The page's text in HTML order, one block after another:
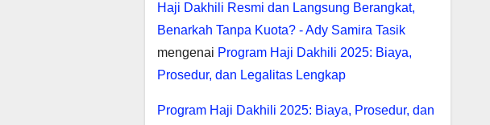
Haji Dakhili Resmi dan Langsung Berangkat,
Benarkah Tanpa Kuota? - Ady Samira Tasik
mengenai Program Haji Dakhili 2025: Biaya,
Prosedur, dan Legalitas Lengkap
Program Haji Dakhili 2025: Biaya, Prosedur, dan